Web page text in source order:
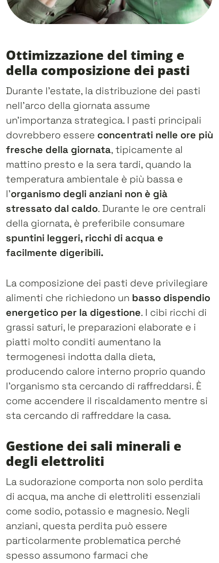
Ottimizzazione del timing e
della composizione dei pasti
Durante l’estate, la distribuzione dei pasti
nell’arco della giornata assume
un’importanza strategica. I pasti principali
dovrebbero essere concentrati nelle ore più
fresche della giornata, tipicamente al
mattino presto e la sera tardi, quando la
temperatura ambientale è più bassa e
l’organismo degli anziani non è già
stressato dal caldo. Durante le ore centrali
della giornata, è preferibile consumare
spuntini leggeri, ricchi di acqua e
facilmente digeribili.
La composizione dei pasti deve privilegiare
alimenti che richiedono un basso dispendio
energetico per la digestione. I cibi ricchi di
grassi saturi, le preparazioni elaborate e i
piatti molto conditi aumentano la
termogenesi indotta dalla dieta,
producendo calore interno proprio quando
l’organismo sta cercando di raffreddarsi. È
come accendere il riscaldamento mentre si
sta cercando di raffreddare la casa.
Gestione dei sali minerali e
degli elettroliti
La sudorazione comporta non solo perdita
di acqua, ma anche di elettroliti essenziali
come sodio, potassio e magnesio. Negli
anziani, questa perdita può essere
particolarmente problematica perché
spesso assumono farmaci che